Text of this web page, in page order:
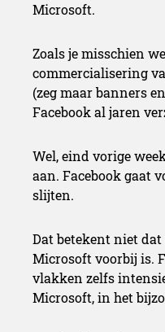
Microsoft.
Zoals je misschien
commercialisering
(zeg maar banners
Facebook al jaren
Wel, eind vorige
aan. Facebook gaat
slijten.
Dat betekent niet
Microsoft voorbij is.
vlakken zelfs
Microsoft, in het